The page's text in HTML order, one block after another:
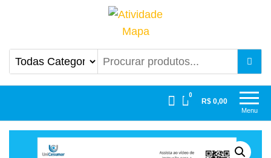
Atividade Mapa Mapa UniCesumar
Menu
0
R$ 0,00